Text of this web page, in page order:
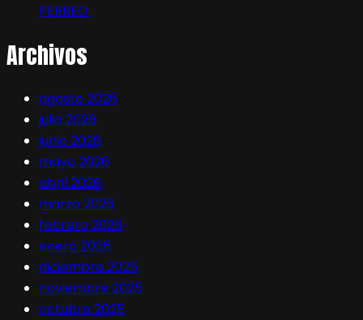
PERREO:
Archivos
agosto 2026
julio 2026
junio 2026
mayo 2026
abril 2026
marzo 2026
febrero 2026
enero 2026
diciembre 2025
noviembre 2025
octubre 2025